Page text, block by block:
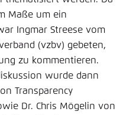
Maße um ein
Ingmar Streese vom
(vzbv) gebeten,
zu kommentieren.
wurde dann
Transparency
Dr. Chris Mögelin von